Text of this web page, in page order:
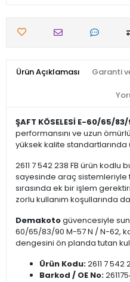
Ürün Açıklaması Garanti
ŞAFT KÖSELESİ E-60/65/
performansını ve uzun
yüksek kalite standartlarında
2611 7 542 238 FB ürün kodlu
sayesinde araç
sırasında ek bir işlem
zorlu kullanım koşullarında
Demakotogüvencesiyle
60/65/83/90 M-57 N / N-62,
dengesini ön planda tutan
Ürün Kodu:2611 7 542
Barkod / OE No: